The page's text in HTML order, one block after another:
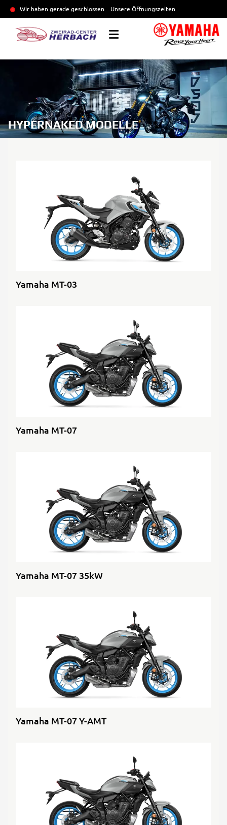
Wir haben gerade geschlossen Unsere Öffnungszeiten
HYPERNAKED MODELLE
Yamaha MT-03
Yamaha MT-07
Yamaha MT-07 35kW
Yamaha MT-07 Y-AMT